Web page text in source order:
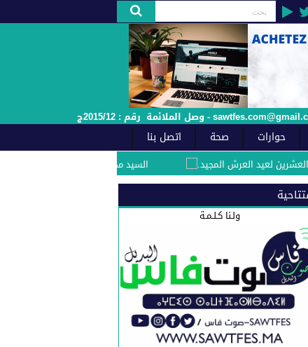
حوارات صحة اتصل بنا
العرش المجيد. السيد محمد مفيد الفاعل الجمعوي والسياسي بفاس يهنئ
ولـنا كـلـمـة